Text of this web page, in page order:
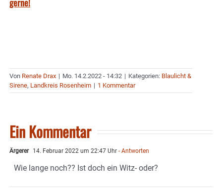
Von Renate Drax | Mo. 14.2.2022 - 14:32 | Kategorien: Blaulicht &
Sirene, Landkreis Rosenheim | 1 Kommentar
Ein Kommentar
Ärgerer 14. Februar 2022 um 22:47 Uhr - Antworten
Wie lange noch?? Ist doch ein Witz- oder?